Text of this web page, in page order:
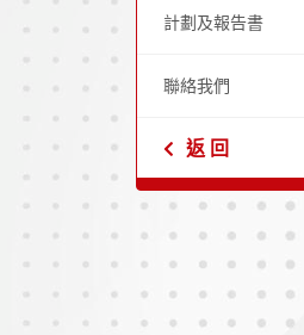
計劃及報告書
聯絡我們
返 回